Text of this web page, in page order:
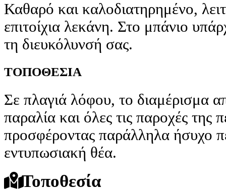
Καθαρό και καλοδιατηρημένο,
επιτοίχια λεκάνη. Στο μπάνιο
τη διευκόλυνσή σας.
ΤΟΠΟΘΕΣΙΑ
Σε πλαγιά λόφου, το διαμέρισμα
παραλία και όλες τις παροχές
προσφέροντας παράλληλα ήσυχο
εντυπωσιακή θέα.
Τοποθεσία